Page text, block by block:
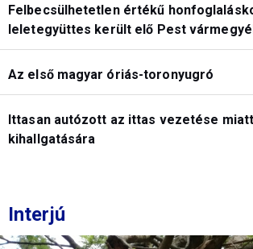
Felbecsülhetetlen értékű
leletegyüttes került elő Pest
Az első magyar óriás-toronyugró
Ittasan autózott az ittas vezetése
kihallgatására
Interjú